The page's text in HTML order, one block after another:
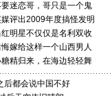
迷恋哥，哥只是一个鬼
评出2009年度搞怪发明
红明星不仅仅是名利双收
悔嫁给这样一个山西男人
精归来，在海边轻轻舞
后都会说中国不好